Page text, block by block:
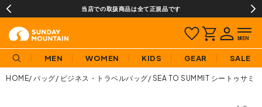
当店での取扱商品は全て正規品です
MEN WOMEN KIDS GEAR SALE
HOME バッグ ビジネス・トラベルバッグ SEA TO SUMMIT シートゥサミ